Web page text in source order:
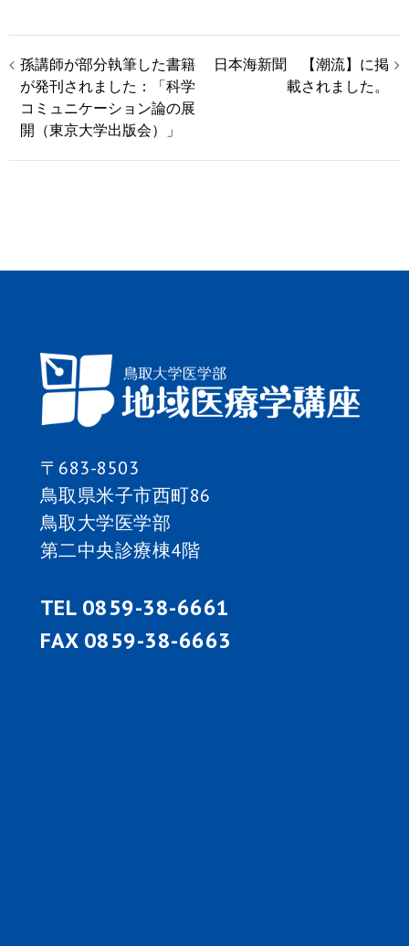
投
稿
ナ
孫講師が部分執筆した書籍
が発刊されました：「科学
コミュニケーション論の展
開（東京大学出版会）」
日本海新聞 【潮流】に掲
載されました。
〒683-8503
鳥取県米子市西町86
鳥取大学医学部
第二中央診療棟4階
TEL 0859-38-6661
FAX 0859-38-6663